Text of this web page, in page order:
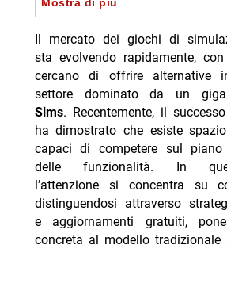
-- un modello diverso per i contenuti
- la dipendenza della serie The Sims
pagate
alle espansioni a pagamento
- cosa potrebbe imparare EA da inZOI
-- alcuni esempi di dlc gratuiti che
bene a the sims
-- Scopri di più da Jump the shark
-- RispondiAnnulla risposta
Il mercato dei giochi di
sta evolvendo rapidamente,
cercano di offrire alternative
settore dominato da un
Sims. Recentemente, il
ha dimostrato che esiste
capaci di competere sul
delle funzionalità. In
l’attenzione si concentra su
distinguendosi attraverso
e aggiornamenti gratuiti,
concreta al modello tradizionale